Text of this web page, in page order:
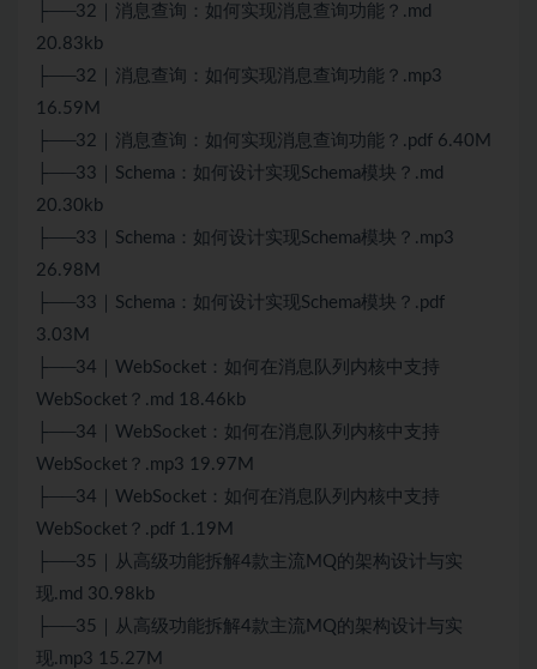
├──32｜消息查询：如何实现消息查询功能？.md
20.83kb
├──32｜消息查询：如何实现消息查询功能？.mp3
16.59M
├──32｜消息查询：如何实现消息查询功能？.pdf 6.40M
├──33｜Schema：如何设计实现Schema模块？.md
20.30kb
├──33｜Schema：如何设计实现Schema模块？.mp3
26.98M
├──33｜Schema：如何设计实现Schema模块？.pdf
3.03M
├──34｜ WebSocket ：如何在消息队列内核中支持
WebSocket ？.md 18.46kb
├──34｜WebSocket：如何在消息队列内核中支持
WebSocket？.mp3 19.97M
├──34｜WebSocket：如何在消息队列内核中支持
WebSocket？.pdf 1.19M
├──35｜从高级功能拆解4款主流MQ的架构设计与实
现.md 30.98kb
├──35｜从高级功能拆解4款主流MQ的架构设计与实
现.mp3 15.27M